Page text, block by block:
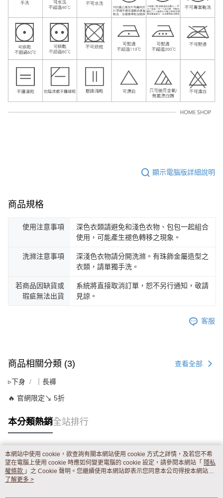
顯示電腦版詳細說明
商品規格
使用注意事項
深色衣類請避免和淺色衣物、包包一起組合
使用，可能產生褪色轉移之現象。
洗滌注意事項
深淺色衣物請分開洗滌。有珠飾金屬造型之
衣類，請單獨手洗。
若商品因缺貨或
瑕疵無法出貨
系統將直接取消訂單，恕不另行通知，敬請
見諒。
客服
商品相關分類 (3) 查看全部
▹下身 ｜長褲
🔥 官網限定↘ 5折
本分類熱銷全站排行
熱門標籤
本網站中使用 cookie，欲查詢有關本網站使用 cookie 方式之詳情，及若您不希
望在電腦上使用 cookie 時應如何變更電腦的 cookie 設定，請參閱本網站「 隱私
權條款 」之 Cookie 聲明。您繼續使用本網站即表示您同意本公司得按本網站使
用條款之 Cookie 聲明使用 cookie。
了解更多 >